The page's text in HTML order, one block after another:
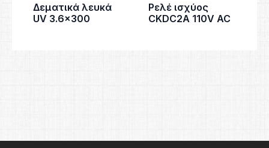
Δεματικά λευκά
UV 3.6×300
Ρελέ ισχύος
CKDC2A 110V AC